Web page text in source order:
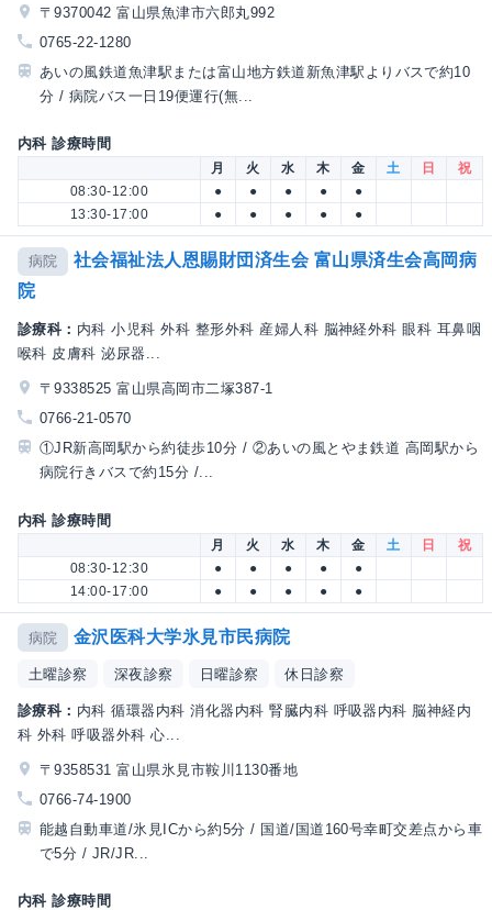
〒9370042 富山県魚津市六郎丸992
0765-22-1280
あいの風鉄道魚津駅または富山地方鉄道新魚津駅よりバスで約10
分 / 病院バス一日19便運行(無...
内科 診療時間
月 火 水 木 金 土 日
祝
08:30-12:00
● ● ● ●
●
13:30-17:00
● ● ● ● ●
病院
社会福祉法人恩賜財団済生会 富山県済生会高岡病
院
診療科： 内科 小児科 外科 整形外科 産婦人科 脳神経外科 眼科 耳鼻咽
喉科 皮膚科 泌尿器...
〒9338525 富山県高岡市二塚387-1
0766-21-0570
①JR新高岡駅から約徒歩10分 / ②あいの風とやま鉄道 高岡駅から
病院行きバスで約15分 /...
内科 診療時間
月 火 水 木 金 土 日
祝
08:30-12:30
● ● ● ●
●
14:00-17:00
● ● ● ● ●
病院 金沢医科大学氷見市民病院
土曜診察 深夜診察 日曜診察 休日診察
診療科： 内科 循環器内科 消化器内科 腎臓内科 呼吸器内科 脳神経内
科 外科 呼吸器外科 心...
〒9358531 富山県氷見市鞍川1130番地
0766-74-1900
能越自動車道/氷見ICから約5分 / 国道/国道160号幸町交差点から車
で5分 / JR/JR...
内科 診療時間